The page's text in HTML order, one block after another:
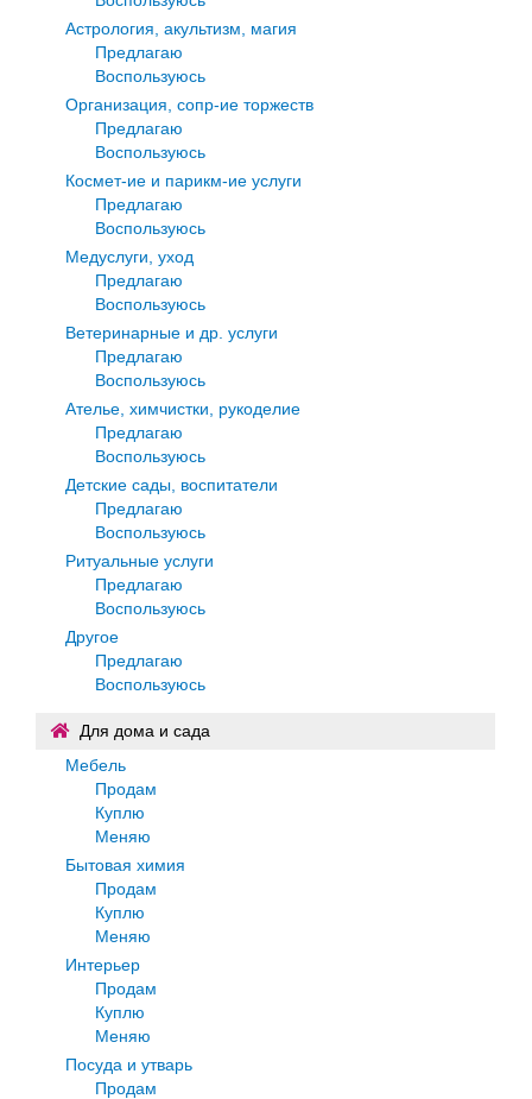
Астрология, акультизм, магия
Предлагаю
Воспользуюсь
Организация, сопр-ие торжеств
Предлагаю
Воспользуюсь
Космет-ие и парикм-ие услуги
Предлагаю
Воспользуюсь
Медуслуги, уход
Предлагаю
Воспользуюсь
Ветеринарные и др. услуги
Предлагаю
Воспользуюсь
Ателье, химчистки, рукоделие
Предлагаю
Воспользуюсь
Детские сады, воспитатели
Предлагаю
Воспользуюсь
Ритуальные услуги
Предлагаю
Воспользуюсь
Другое
Предлагаю
Воспользуюсь
Для дома и сада
Мебель
Продам
Куплю
Меняю
Бытовая химия
Продам
Куплю
Меняю
Интерьер
Продам
Куплю
Меняю
Посуда и утварь
Продам